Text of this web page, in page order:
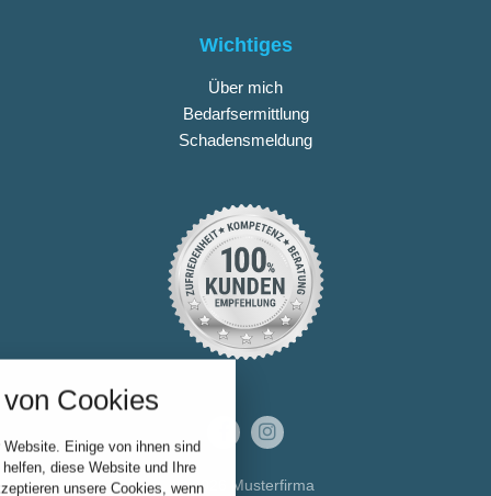
Wichtiges
Über mich
Bedarfsermittlung
Schadensmeldung
© 2026 Musterfirma
Cookies
Einige von ihnen sind
diese Website und Ihre
unsere Cookies, wenn
folgende Kategorien zu
zu blockieren.
Notwendig